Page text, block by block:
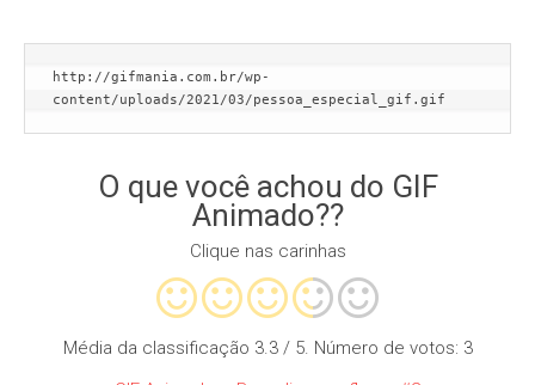
http://gifmania.com.br/wp-
content/uploads/2021/03/pessoa_especial_gif.gif
O que você achou do GIF
Animado??
Clique nas carinhas
Média da classificação 3.3/ 5. Número de votos: 3